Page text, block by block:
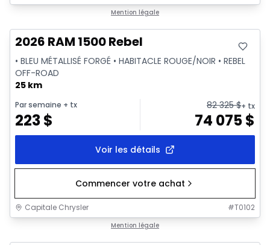
Mention légale
2026 RAM 1500 Rebel
• BLEU MÉTALLISÉ FORGÉ • HABITACLE ROUGE/NOIR • REBEL
OFF-ROAD
25 km
Par semaine + tx
223$
82 325$+ tx
74 075$
Voir les détails
Commencer votre achat
Capitale Chrysler #T0102
Mention légale